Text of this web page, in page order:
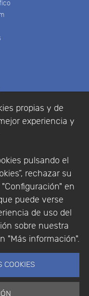
propias y de
experiencia y
pulsando el
rechazar su
en
puede verse
de uso del
sobre nuestra
"Más información".
COOKIES
de Privacidad |
Software